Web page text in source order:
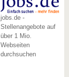
jobs.de -
Stellenangebote auf
über 1 Mio.
Webseiten
durchsuchen